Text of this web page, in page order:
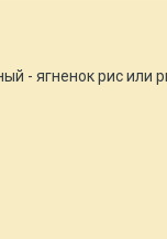
- ягненок рис